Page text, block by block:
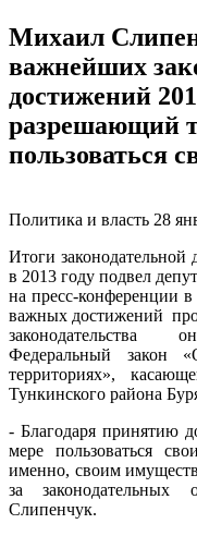
Михаил
важнейших
достижений
разрешающий
пользоваться
Политика и власть 28
Итоги законодательной
в 2013 году подвел
на пресс-конференции
важных достижений
законодательства
Федеральный закон
территориях»,
Тункинского района
- Благодаря принятию
мере пользоваться
именно, своим
за
Слипенчук.